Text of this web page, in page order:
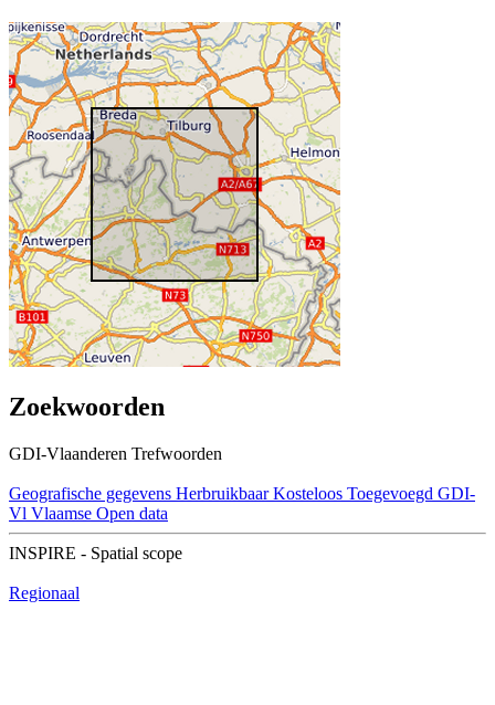
Zoekwoorden
GDI-Vlaanderen Trefwoorden
Geografische gegevens Herbruikbaar Kosteloos Toegevoegd GDI-
Vl Vlaamse Open data
INSPIRE - Spatial scope
Regionaal